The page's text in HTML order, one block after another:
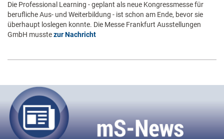
Die Professional Learning - geplant als neue Kongressmesse für
berufliche Aus- und Weiterbildung - ist schon am Ende, bevor sie
überhaupt loslegen konnte. Die Messe Frankfurt Ausstellungen
GmbH musstezur Nachricht